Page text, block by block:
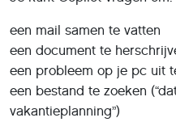
een mail samen te vatten
een document te
een probleem op je pc uit
een bestand te zoeken
vakantieplanning”)